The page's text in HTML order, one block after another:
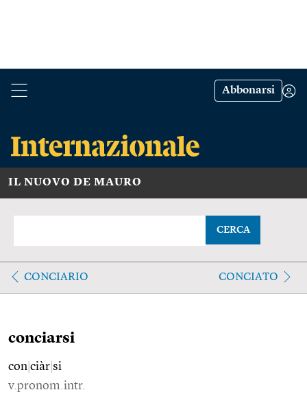
Abbonarsi
IL NUOVO DE MAURO
CERCA
CONCIARIO CONCIATO
conciarsi
con ciàr si
v.pronom.intr.